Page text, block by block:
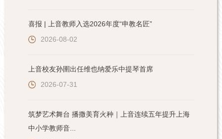
喜报 | 上音教师入选2026年度“申教名匠”
2026-08-02
上音校友孙圉出任维也纳爱乐中提琴首席
2026-07-31
筑梦艺术舞台 播撒美育火种｜上音连续五年提升上海
中小学教师音...